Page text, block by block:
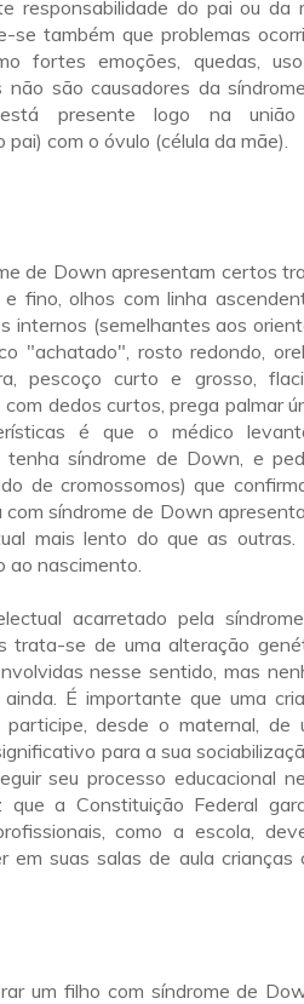
responsabilidade do pai ou da
se também que problemas
fortes emoções, quedas,
não são causadores da
presente logo na
com o óvulo (célula da mãe).
de Down apresentam certos
fino, olhos com linha
internos (semelhantes aos
"achatado", rosto redondo,
pescoço curto e grosso,
dedos curtos, prega palmar
é que o médico
síndrome de Down, e
de cromossomos) que
com síndrome de Down
mais lento do que as outras.
ao nascimento.
acarretado pela
trata-se de uma alteração
nesse sentido, mas
É importante que uma
desde o maternal, de
para a sua
seu processo educacional
que a Constituição Federal
como a escola,
em suas salas de aula crianças
um filho com síndrome de